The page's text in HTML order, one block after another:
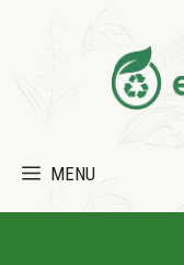
MENU